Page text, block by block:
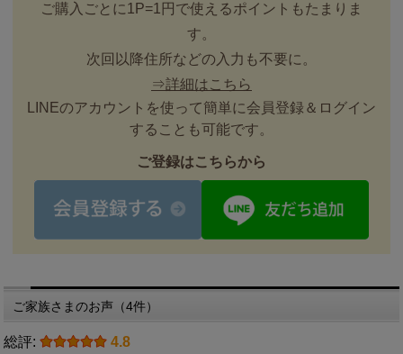
ご購入ごとに1P=1円で使えるポイントもたまりま
す。
次回以降住所などの入力も不要に。
⇒詳細はこちら
LINEのアカウントを使って簡単に会員登録＆ログイン
することも可能です。
ご登録はこちらから
ご家族さまのお声（4件）
総評: 4.8